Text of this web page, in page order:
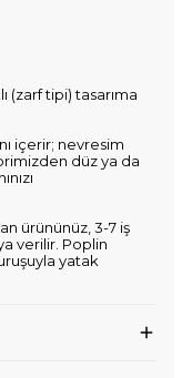
(zarf tipi) tasarıma
içerir; nevresim
düz ya da
ürününüz, 3-7 iş
verilir. Poplin
yatak